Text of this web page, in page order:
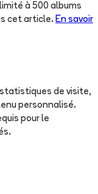
à 500 albums
cet article. En savoir
statistiques de visite,
personnalisé.
pour le